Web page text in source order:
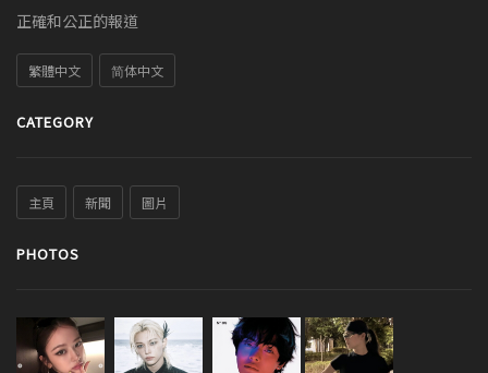
正確和公正的報道
繁體中文 简体中文
CATEGORY
主頁 新聞 圖片
PHOTOS